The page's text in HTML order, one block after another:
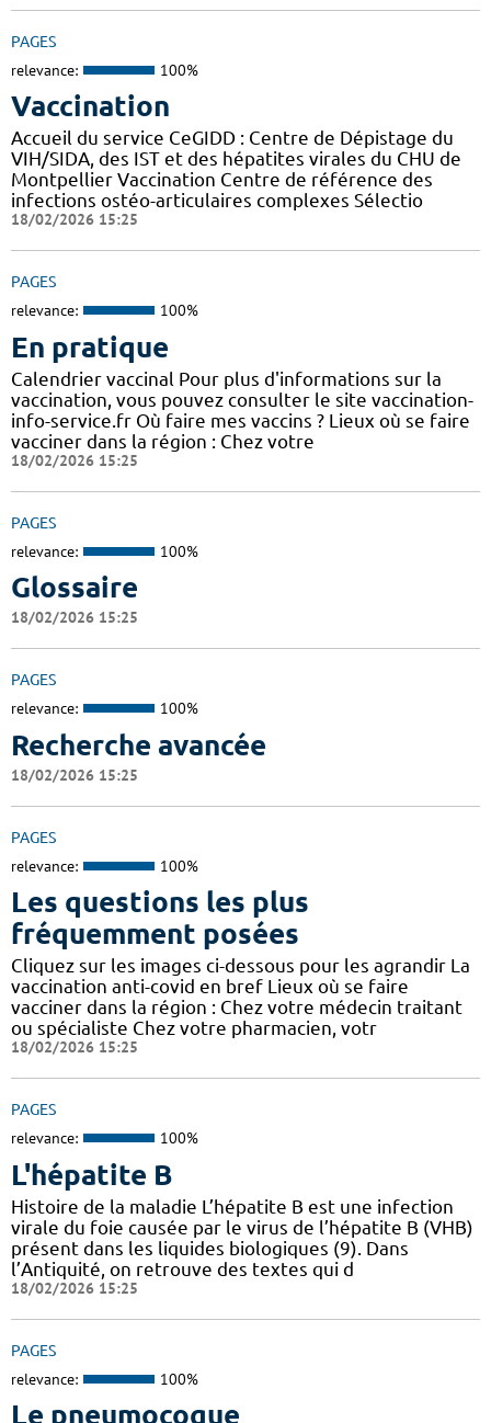
PAGES
relevance: 100%
Vaccination
Accueil du service CeGIDD : Centre de Dépistage du
VIH/SIDA, des IST et des hépatites virales du CHU de
Montpellier Vaccination Centre de référence des
infections ostéo-articulaires complexes Sélectio
18/02/2026 15:25
PAGES
relevance: 100%
En pratique
Calendrier vaccinal Pour plus d'informations sur la
vaccination, vous pouvez consulter le site vaccination-
info-service.fr Où faire mes vaccins ? Lieux où se faire
vacciner dans la région : Chez votre
18/02/2026 15:25
PAGES
relevance: 100%
Glossaire
18/02/2026 15:25
PAGES
relevance: 100%
Recherche avancée
18/02/2026 15:25
PAGES
relevance: 100%
Les questions les plus
fréquemment posées
Cliquez sur les images ci-dessous pour les agrandir La
vaccination anti-covid en bref Lieux où se faire
vacciner dans la région : Chez votre médecin traitant
ou spécialiste Chez votre pharmacien, votr
18/02/2026 15:25
PAGES
relevance: 100%
L'hépatite B
Histoire de la maladie L’hépatite B est une infection
virale du foie causée par le virus de l’hépatite B (VHB)
présent dans les liquides biologiques (9). Dans
l’Antiquité, on retrouve des textes qui d
18/02/2026 15:25
PAGES
relevance: 100%
Le pneumocoque